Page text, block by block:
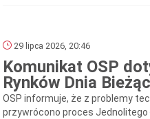
29 lipca 2026, 20:46
Komunikat OSP
Rynków Dnia
OSP informuje, że z problemy
przywrócono proces Jednolitego